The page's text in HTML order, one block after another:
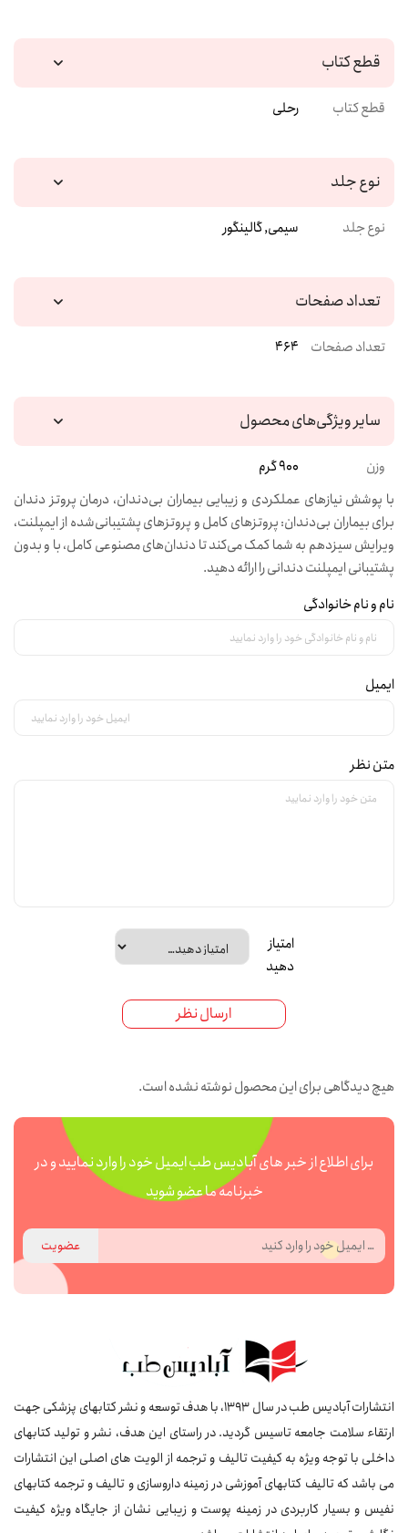
قطع کتاب
قطع کتاب رحلی
نوع جلد
نوع جلد سیمی, گالینگور
تعداد صفحات
تعداد صفحات 464
سایر ویژگی‌های محصول
وزن
900 گرم
با پوشش نیازهای عملکردی و زیبایی بیماران بی‌دندان، درمان پروتز دندان
برای بیماران بی‌دندان: پروتزهای کامل و پروتزهای پشتیبانی‌شده از ایمپلنت،
ویرایش سیزدهم به شما کمک می‌کند تا دندان‌های مصنوعی کامل، با و بدون
پشتیبانی ایمپلنت دندانی را ارائه دهید.
نام و نام خانوادگی
ایمیل
متن نظر
امتیاز
دهید
ارسال نظر
هیچ دیدگاهی برای این محصول نوشته نشده است.
برای اطلاع از خبر های آبادیس طب ایمیل خود را وارد نمایید و در
خبرنامه ما عضو شوید
عضویت
انتشارات آبادیس طب در سال 1393، با هدف توسعه و نشر کتابهای پزشکی جهت
ارتقاء سلامت جامعه تاسیس گردید. در راستای این هدف، نشر و تولید کتابهای
داخلی با توجه ویژه به کیفیت تالیف و ترجمه از الویت های اصلی این انتشارات
می باشد که تالیف کتابهای آموزشی در زمینه داروسازی و تالیف و ترجمه کتابهای
نفیس و بسیار کاربردی در زمینه پوست و زیبایی نشان از جایگاه ویژه کیفیت